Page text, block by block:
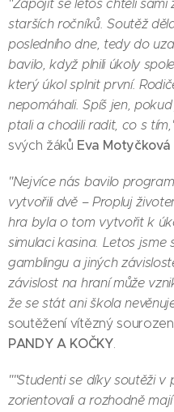
"Zapojit se letos chtěli
starších ročníků. Soutěž
posledního dne, tedy do
bavilo, když plnili úkoly
který úkol splnit první.
nepomáhali. Spíš jen,
ptali a chodili radit, co s
svých žáků Eva Motyčková
"Nejvíce nás bavilo
vytvořili dvě – Propluj
hra byla o tom vytvořit k
simulaci kasina. Letos jsme
gamblingu a jiných
závislost na hraní může
že se stát ani škola
soutěžení vítězný
PANDY A KOČKY.
""Studenti se díky soutěži
zorientovali a rozhodně